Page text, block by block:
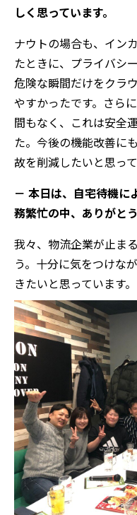
しく思っています。
ナウトの場合も、イン
たときに、プライバシ
危険な瞬間だけをクラ
やすかったです。さら
間もなく、これは安全
た。今後の機能改善に
故を削減したいと思って
－ 本日は、自宅待機に
務繁忙の中、ありがと
我々、物流企業が止ま
う。十分に気をつけな
きたいと思っています。